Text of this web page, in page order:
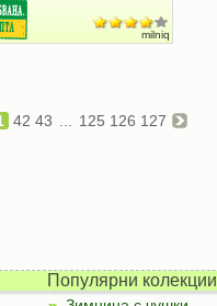
milniq
42 43 125 126 127
Популярни колекции